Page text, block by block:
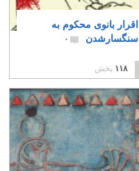
اقرار بانوی محکوم به
سنگسارشدن
۰
۱۱۸ پخش